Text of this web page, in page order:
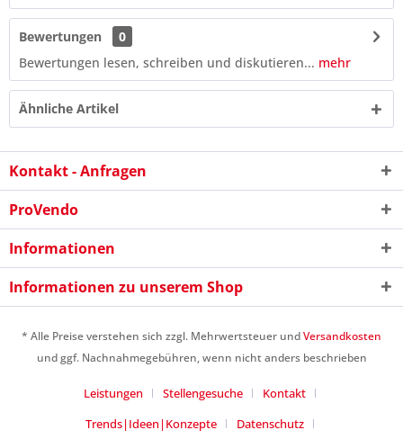
2 - 2 = ?
Ich habe dieDatenschutzerklärunggelesen,
Bewertungen
0
Bewertungen lesen, schreiben und diskutieren... mehr
Ähnliche Artikel
Kontakt - Anfragen
ProVendo
Informationen
Informationen zu unserem Shop
* Alle Preise verstehen sich zzgl. Mehrwertsteuer undVersandkosten
und ggf. Nachnahmegebühren, wenn nicht anders beschrieben
Leistungen Stellengesuche
Kontakt
Trends|Ideen|Konzepte
Datenschutz